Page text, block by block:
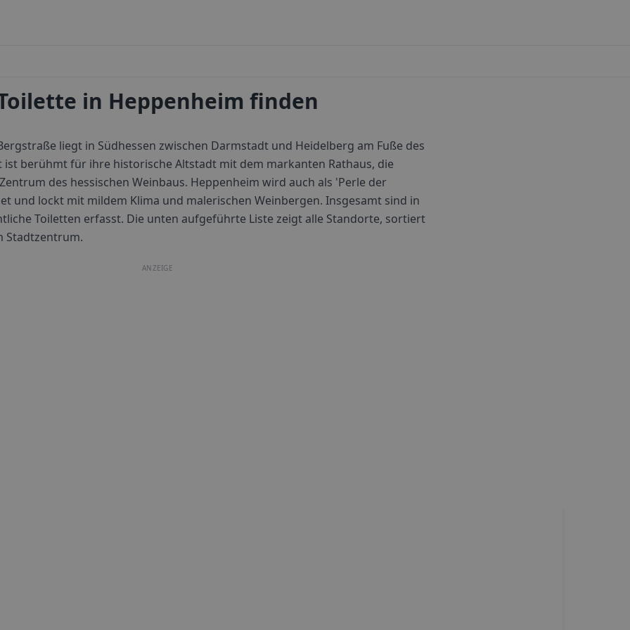
in Heppenheim finden
liegt in Südhessen zwischen Darmstadt und Heidelberg am Fuße des
ist berühmt für ihre historische Altstadt mit dem markanten Rathaus, die
des hessischen Weinbaus. Heppenheim wird auch als 'Perle der
und lockt mit mildem Klima und malerischen Weinbergen. Insgesamt sind in
Toiletten erfasst. Die unten aufgeführte Liste zeigt alle Standorte, sortiert
Stadtzentrum.
ANZEIGE